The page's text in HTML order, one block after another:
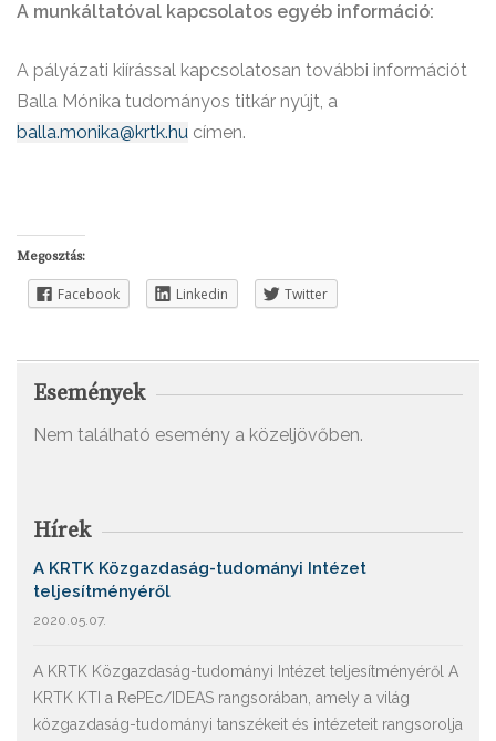
A munkáltatóval kapcsolatos egyéb információ:
A pályázati kiírással kapcsolatosan további információt
Balla Mónika tudományos titkár nyújt, a
balla.monika@krtk.hu címen.
Megosztás:
Facebook Linkedin Twitter
Események
Nem található esemény a közeljövőben.
Hírek
A KRTK Közgazdaság-tudományi Intézet
teljesítményéről
2020.05.07.
A KRTK Közgazdaság-tudományi Intézet teljesítményéről A
KRTK KTI a RePEc/IDEAS rangsorában, amely a világ
közgazdaság-tudományi tanszékeit és intézeteit rangsorolja